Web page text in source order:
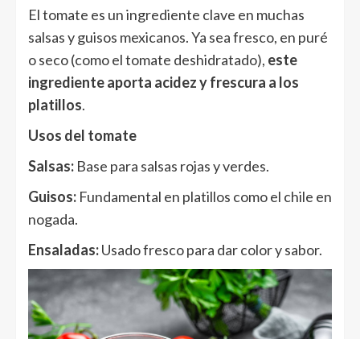
El tomate es un ingrediente clave en muchas
salsas y guisos mexicanos. Ya sea fresco, en puré
o seco (como el tomate deshidratado), este
ingrediente aporta acidez y frescura a los
platillos.
Usos del tomate
Salsas: Base para salsas rojas y verdes.
Guisos: Fundamental en platillos como el chile en
nogada.
Ensaladas:Usado fresco para dar color y sabor.